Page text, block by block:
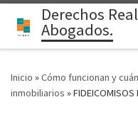
Saltar al contenido
Derechos
Abogados.
Inicio »Cómo funcionan y
inmobiliarios »FIDEICOMISOS